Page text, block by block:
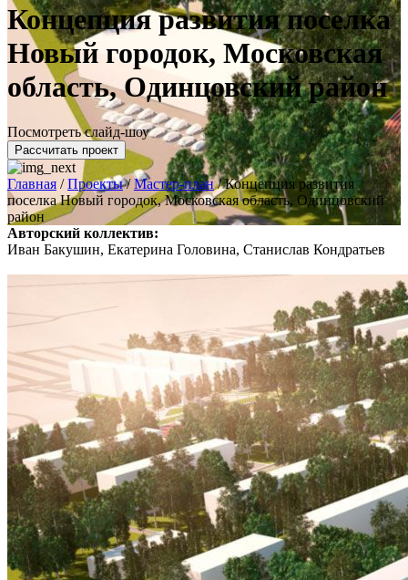
Концепция развития поселка
Новый городок, Московская
область, Одинцовский район
Посмотреть слайд-шоу
Рассчитать проект
Главная /Проекты /Мастер-план /Концепция развития
поселка Новый городок, Московская область, Одинцовский
район
Авторский коллектив:
Иван Бакушин, Екатерина Головина, Станислав Кондратьев